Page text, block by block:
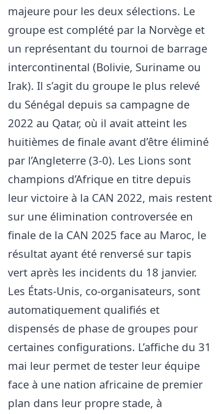
majeure pour les deux sélections. Le
groupe est complété par la Norvège et
un représentant du tournoi de barrage
intercontinental (Bolivie, Suriname ou
Irak). Il s’agit du groupe le plus relevé
du Sénégal depuis sa campagne de
2022 au Qatar, où il avait atteint les
huitièmes de finale avant d’être éliminé
par l’Angleterre (3-0). Les Lions sont
champions d’Afrique en titre depuis
leur victoire à la CAN 2022, mais restent
sur une élimination controversée en
finale de la CAN 2025 face au Maroc, le
résultat ayant été renversé sur tapis
vert après les incidents du 18 janvier.
Les États-Unis, co-organisateurs, sont
automatiquement qualifiés et
dispensés de phase de groupes pour
certaines configurations. L’affiche du 31
mai leur permet de tester leur équipe
face à une nation africaine de premier
plan dans leur propre stade, à